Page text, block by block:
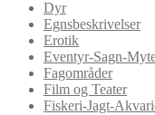
Dyr
Egnsbeskrivelser
Erotik
Eventyr-Sagn-
Fagområder
Film og Teater
Fiskeri-Jagt-